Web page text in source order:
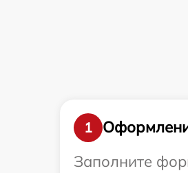
1
Заполните